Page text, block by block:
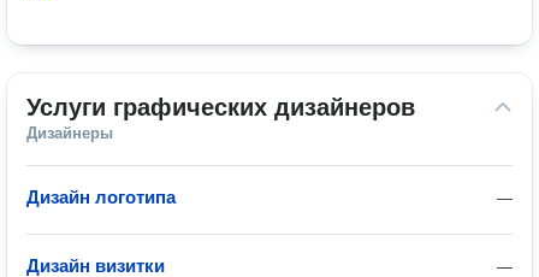
Услуги графических дизайнеров
Дизайнеры
—
Дизайн логотипа
—
Дизайн визитки